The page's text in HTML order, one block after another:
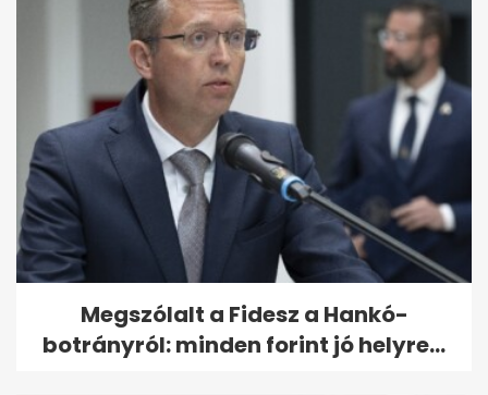
Megszólalt a Fidesz a Hankó-
botrányról: minden forint jó helyre...